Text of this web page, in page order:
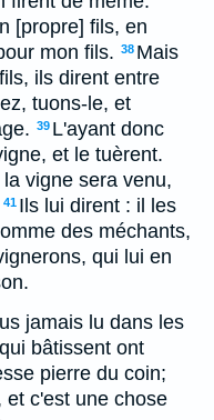
[propre] fils, en
mon fils. 38 Mais
ils dirent entre
tuons-le, et
39 L'ayant donc
et le tuèrent.
vigne sera venu,
41 Ils lui dirent : il les
des méchants,
qui lui en
jamais lu dans les
bâtissent ont
pierre du coin;
et c'est une chose